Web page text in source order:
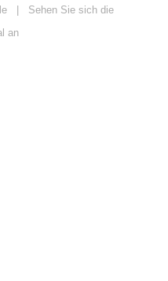
| Sehen Sie sich die
an